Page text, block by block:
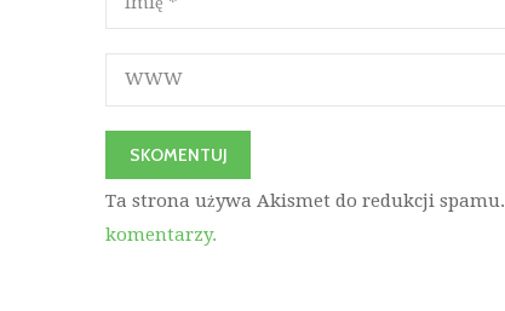
Ta strona używa Akismet do redukcji spamu.
komentarzy.